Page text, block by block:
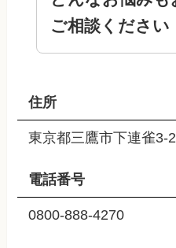
ご相談ください
住所
東京都三鷹市下連雀3-
電話番号
0800-888-4270